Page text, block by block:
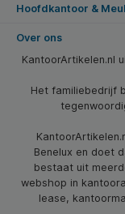
Hoofdkantoor &
Over ons
KantoorArtikelen.nl
Het familiebedrijf
Benelux en doet
bestaat uit
webshop in
lease,